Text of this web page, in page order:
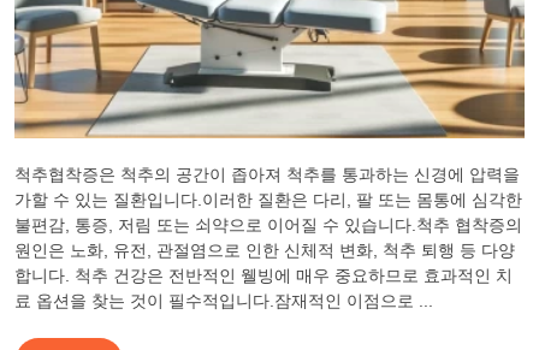
척추협착증은 척추의 공간이 좁아져 척추를 통과하는 신경에 압력을
가할 수 있는 질환입니다.이러한 질환은 다리, 팔 또는 몸통에 심각한
불편감, 통증, 저림 또는 쇠약으로 이어질 수 있습니다.척추 협착증의
원인은 노화, 유전, 관절염으로 인한 신체적 변화, 척추 퇴행 등 다양
합니다. 척추 건강은 전반적인 웰빙에 매우 중요하므로 효과적인 치
료 옵션을 찾는 것이 필수적입니다.잠재적인 이점으로 ...